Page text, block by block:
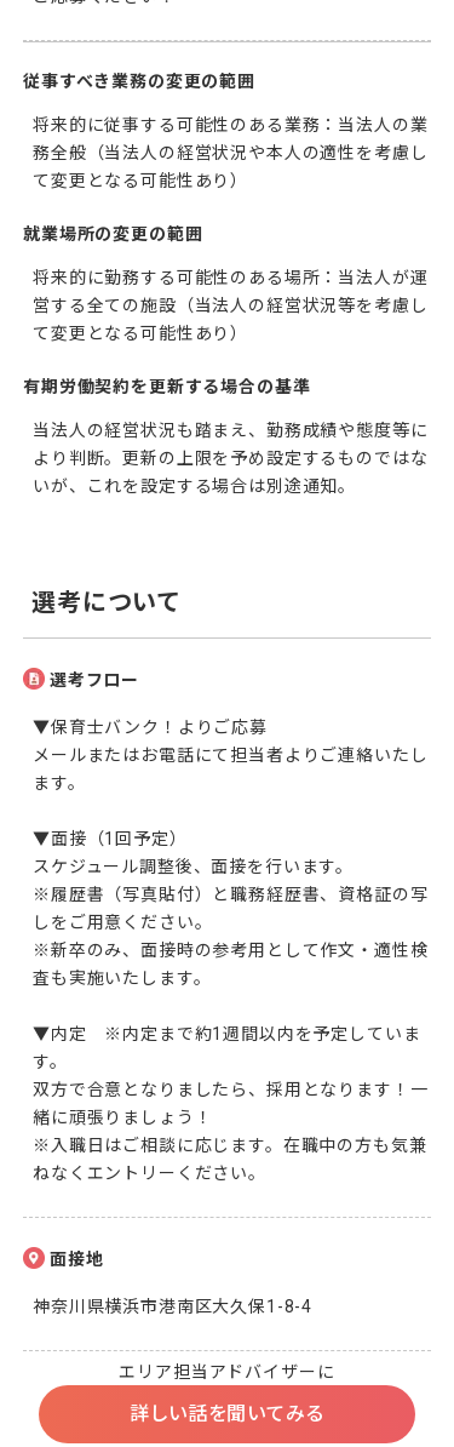
従事すべき業務の変更の範囲
将来的に従事する可能性のある業務：当法人の業
務全般（当法人の経営状況や本人の適性を考慮し
て変更となる可能性あり）
就業場所の変更の範囲
将来的に勤務する可能性のある場所：当法人が運
営する全ての施設（当法人の経営状況等を考慮し
て変更となる可能性あり）
有期労働契約を更新する場合の基準
当法人の経営状況も踏まえ、勤務成績や態度等に
より判断。更新の上限を予め設定するものではな
いが、これを設定する場合は別途通知。
選考について
選考フロー
▼保育士バンク！よりご応募
メールまたはお電話にて担当者よりご連絡いたし
ます。
▼面接（1回予定）
スケジュール調整後、面接を行います。
※履歴書（写真貼付）と職務経歴書、資格証の写
しをご用意ください。
※新卒のみ、面接時の参考用として作文・適性検
査も実施いたします。
▼内定　※内定まで約1週間以内を予定していま
す。
双方で合意となりましたら、採用となります！一
緒に頑張りましょう！
※入職日はご相談に応じます。在職中の方も気兼
ねなくエントリーください。
面接地
神奈川県横浜市港南区大久保1-8-4
エリア担当アドバイザーに
詳しい話を聞いてみる